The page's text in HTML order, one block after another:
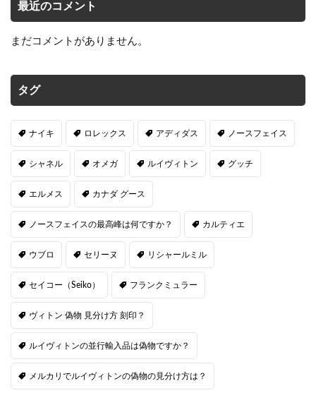
最近のコメント
まだコメントがありません。
タグ
ナイキ ロレックス アディダス ノースフェイス
シャネル オメガ ルイヴィトン グッチ
エルメス カナダ グース
ノースフェイスの最高峰は何ですか？ カルティエ
ウブロ セリーヌ リシャールミル
セイコー（Seiko） フランクミュラー
ヴィトン 偽物 見分け方 刻印？
ルイヴィトンの並行輸入品は偽物ですか？
メルカリでルイヴィトンの偽物の見分け方は？